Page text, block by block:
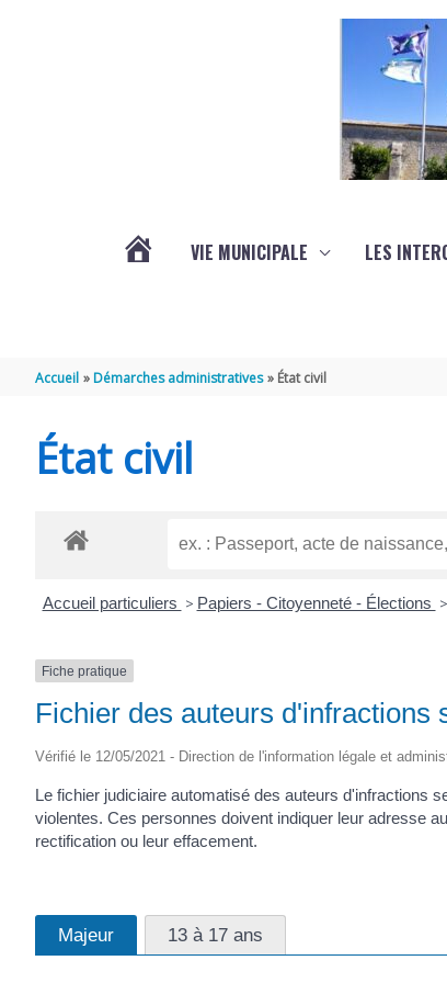
VIE MUNICIPALE LES
Accueil Démarches administratives État civil
État civil
Accueil particuliers > Papiers - Citoyenneté - Élections >
Fiche pratique
Fichier des auteurs d'infractions
Vérifié le 12/05/2021 - Direction de l'information légale et
Le fichier judiciaire automatisé des auteurs d'infractions
violentes. Ces personnes doivent indiquer leur adresse
rectification ou leur effacement.
Majeur 13 à 17 ans